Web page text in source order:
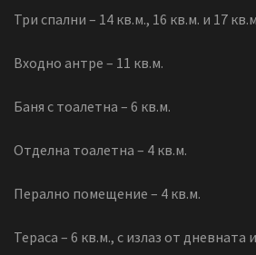
Три спални – 14 кв.м., 16 кв.м. и 17
Входно антре – 11 кв.м.
Баня с тоалетна – 6 кв.м.
Отделна тоалетна – 4 кв.м.
Перално помещение – 4 кв.м.
Тераса – 6 кв.м., с излаз от дневната